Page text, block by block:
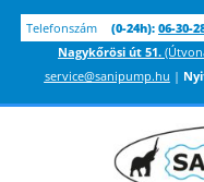
Telefonszám (0-24h): 06-30-
Nagykőrösi út 51.
service@sanipump.hu |